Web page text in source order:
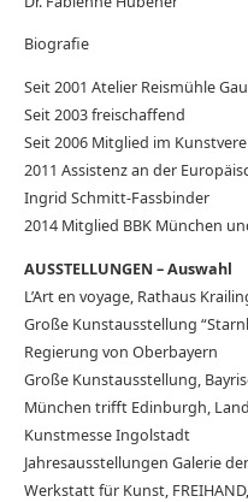
Biografie
Seit 2001 Atelier Reismühle
Seit 2003 freischaffend
Seit 2006 Mitglied im
2011 Assistenz an der
Ingrid Schmitt-Fassbinder
2014 Mitglied BBK München
AUSSTELLUNGEN – Auswahl
L’Art en voyage, Rathaus
Große Kunstausstellung
Regierung von Oberbayern
Große Kunstausstellung,
München trifft Edinburgh,
Kunstmesse Ingolstadt
Jahresausstellungen Galerie
Werkstatt für Kunst,